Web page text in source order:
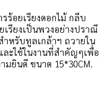
ร้อยเรียงดอกไม้ กลีบ
เรียงเป็นพวงอย่างปราณี
ำหรับทูลเกล้าฯ ถวายใน
ะใช้ในงานที่สำคัญๆเพื่อ
มยินดี ขนาด 15*30CM.